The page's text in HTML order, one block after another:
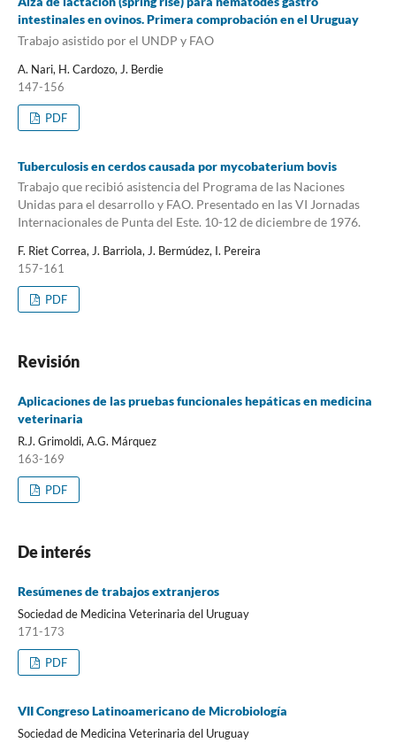
intestinales en ovinos. Primera comprobación en el Uruguay
Trabajo asistido por el UNDP y FAO
A. Nari, H. Cardozo, J. Berdie
147-156
PDF
Tuberculosis en cerdos causada por mycobaterium bovis
Trabajo que recibió asistencia del Programa de las Naciones
Unidas para el desarrollo y FAO. Presentado en las VI Jornadas
Internacionales de Punta del Este. 10-12 de diciembre de 1976.
F. Riet Correa, J. Barriola, J. Bermúdez, I. Pereira
157-161
PDF
Revisión
Aplicaciones de las pruebas funcionales hepáticas en medicina
veterinaria
R.J. Grimoldi, A.G. Márquez
163-169
PDF
De interés
Resúmenes de trabajos extranjeros
Sociedad de Medicina Veterinaria del Uruguay
171-173
PDF
VII Congreso Latinoamericano de Microbiología
Sociedad de Medicina Veterinaria del Uruguay